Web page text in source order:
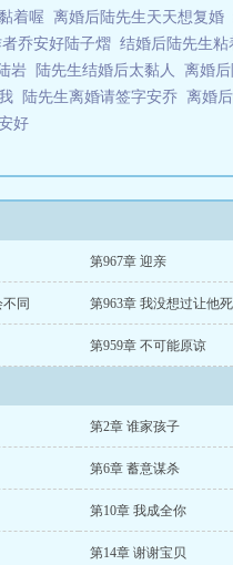
着喔 离婚后陆先生天天想复婚
乔安好陆子熠 结婚后陆先生粘
岩 陆先生结婚后太黏人 离婚
陆先生离婚请签字安乔 离婚
好
第967章 迎亲
同 第963章 我没想过让他死
第959章 不可能原谅
第2章 谁家孩子
第6章 蓄意谋杀
第10章 我成全你
第14章 谢谢宝贝